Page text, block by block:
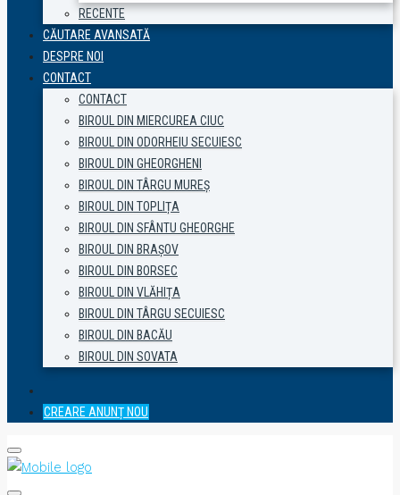
RECENTE
CĂUTARE AVANSATĂ
DESPRE NOI
CONTACT
CONTACT
BIROUL DIN MIERCUREA CIUC
BIROUL DIN ODORHEIU SECUIESC
BIROUL DIN GHEORGHENI
BIROUL DIN TÂRGU MUREȘ
BIROUL DIN TOPLIȚA
BIROUL DIN SFÂNTU GHEORGHE
BIROUL DIN BRAȘOV
BIROUL DIN BORSEC
BIROUL DIN VLĂHIȚA
BIROUL DIN TÂRGU SECUIESC
BIROUL DIN BACĂU
BIROUL DIN SOVATA
CREARE ANUNȚ NOU